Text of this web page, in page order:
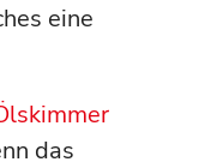
eine
das